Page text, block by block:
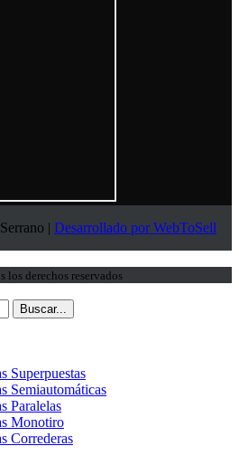
| Desarrollado por WebToSell
los derechos reservados
Buscar...
Superpuestas
Semiautomáticas
Paralelas
Monotiro
Correderas